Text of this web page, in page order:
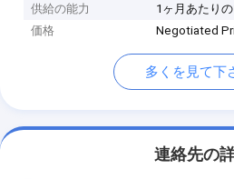
供給の能力
1ヶ月あたり
価格
Negotiated
多くを見て下
連絡先の